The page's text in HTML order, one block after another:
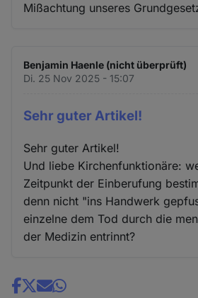
Mißachtung unseres
Benjamin Haenle (nicht überprüft)
Di. 25 Nov 2025 - 15:07
Sehr guter Artikel!
Sehr guter Artikel!
Und liebe Kirchenfunktionäre:
Zeitpunkt der Einberufung
denn nicht "ins Handwerk
einzelne dem Tod durch die
der Medizin entrinnt?